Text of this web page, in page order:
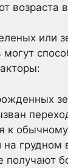
возраста
или
могут
к обычному
на грудном
получают